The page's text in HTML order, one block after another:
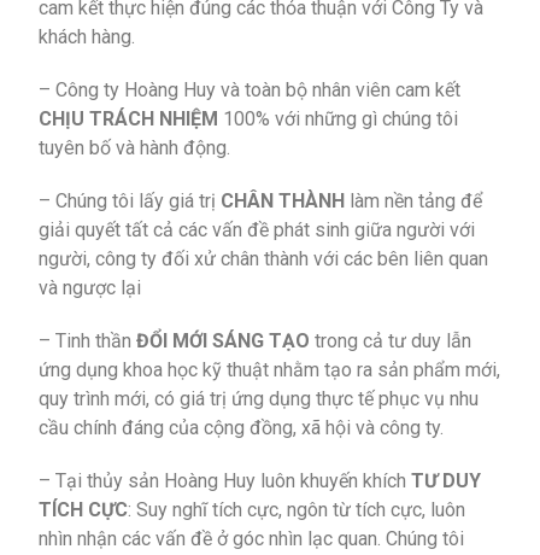
cam kết thực hiện đúng các thỏa thuận với Công Ty và
khách hàng.
– Công ty Hoàng Huy và toàn bộ nhân viên cam kết
CHỊU TRÁCH NHIỆM 100% với những gì chúng tôi
tuyên bố và hành động.
– Chúng tôi lấy giá trị CHÂN THÀNH làm nền tảng để
giải quyết tất cả các vấn đề phát sinh giữa người với
người, công ty đối xử chân thành với các bên liên quan
và ngược lại
– Tinh thầnĐỔI MỚI SÁNG TẠOtrong cả tư duy lẫn
ứng dụng khoa học kỹ thuật nhằm tạo ra sản phẩm mới,
quy trình mới, có giá trị ứng dụng thực tế phục vụ nhu
cầu chính đáng của cộng đồng, xã hội và công ty.
– Tại thủy sản Hoàng Huy luôn khuyến khíchTƯ DUY
TÍCH CỰC: Suy nghĩ tích cực, ngôn từ tích cực, luôn
nhìn nhận các vấn đề ở góc nhìn lạc quan. Chúng tôi